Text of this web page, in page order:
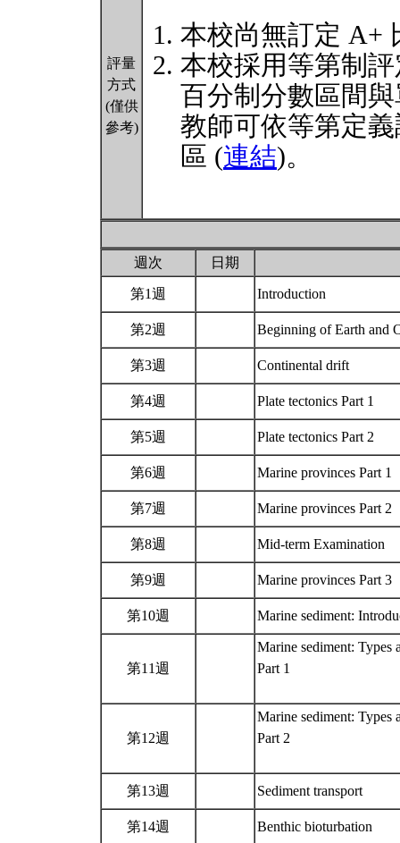
評量
方式
(僅供
參考)
本校尚無訂定 A+
本校採用等第制
百分制分數區間
教師可依等第定
區 (連結)。
週次 日期
第1週 Introduction
第2週 Beginning of Earth and
第3週 Continental drift
第4週 Plate tectonics Part 1
第5週 Plate tectonics Part 2
第6週 Marine provinces Part 1
第7週 Marine provinces Part 2
第8週 Mid-term Examination
第9週 Marine provinces Part 3
第10週 Marine sediment:
第11週
Marine sediment: Types
Part 1
第12週
Marine sediment: Types
Part 2
第13週 Sediment transport
第14週 Benthic bioturbation